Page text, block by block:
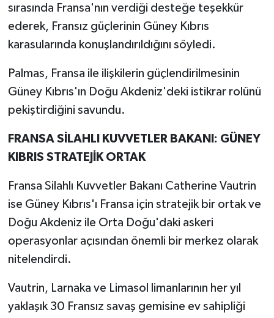
sırasında Fransa'nın verdiği desteğe teşekkür
ederek, Fransız güçlerinin Güney Kıbrıs
karasularında konuşlandırıldığını söyledi.
Palmas, Fransa ile ilişkilerin güçlendirilmesinin
Güney Kıbrıs'ın Doğu Akdeniz'deki istikrar rolünü
pekiştirdiğini savundu.
FRANSA SİLAHLI KUVVETLER BAKANI: GÜNEY
KIBRIS STRATEJİK ORTAK
Fransa Silahlı Kuvvetler Bakanı Catherine Vautrin
ise Güney Kıbrıs'ı Fransa için stratejik bir ortak ve
Doğu Akdeniz ile Orta Doğu'daki askeri
operasyonlar açısından önemli bir merkez olarak
nitelendirdi.
Vautrin, Larnaka ve Limasol limanlarının her yıl
yaklaşık 30 Fransız savaş gemisine ev sahipliği